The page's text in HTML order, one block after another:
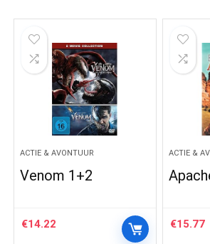
ACTIE & AVONTUUR
Venom 1+2
€14.22
ACTIE &
€15.77